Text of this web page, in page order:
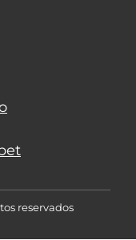
reservados